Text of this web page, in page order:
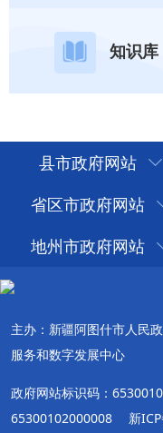
知识库
县市政府网站
省区市政府网站
地州市政府网站
主办：新疆阿图什市人民
服务和数字发展中心
政府网站标识码：
65300102000008
新